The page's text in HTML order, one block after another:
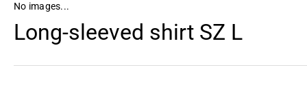
No images...
Long-sleeved shirt SZ L